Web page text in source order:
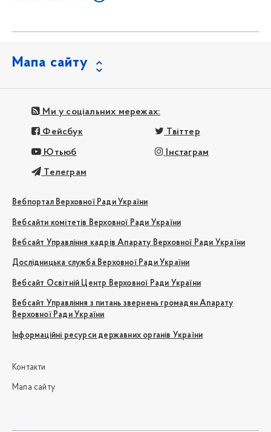
Мапа сайту
Ми у соціальних мережах:
Фейсбук Твіттер
Ютьюб Інстаграм
Телеграм
Вебпортал Верховної Ради України
Вебсайти комітетів Верховної Ради України
Вебсайт Управління кадрів Апарату Верховної Ради України
Дослідницька служба Верховної Ради України
Вебсайт Освітній Центр Верховної Ради України
Вебсайт Управління з питань звернень громадян Апарату
Верховної Ради України
Інформаційні ресурси державних органів України
Контакти
Мапа сайту